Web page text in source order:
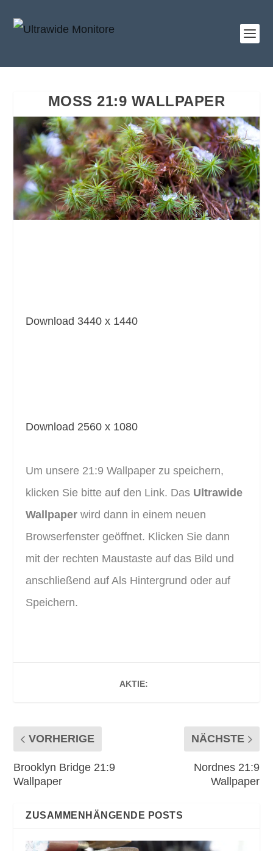
MOSS 21:9 WALLPAPER
Download 3440 x 1440
Download 2560 x 1080
Um unsere 21:9 Wallpaper zu speichern,
klicken Sie bitte auf den Link. Das Ultrawide
Wallpaper wird dann in einem neuen
Browserfenster geöffnet. Klicken Sie dann
mit der rechten Maustaste auf das Bild und
anschließend auf Als Hintergrund oder auf
Speichern.
AKTIE:
VORHERIGE
Brooklyn Bridge 21:9
Wallpaper
NÄCHSTE
Nordnes 21:9
Wallpaper
ZUSAMMENHÄNGENDE POSTS